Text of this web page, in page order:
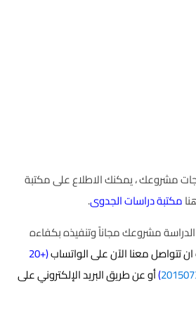
مشروعك ، يمكنك الاطلاع على مكتبة
مكتبة دراسات الجدوى.
الدراسة مشروعك مجاناً وتنفيذه بكفاءه
تتواصل معنا الآن على الواتساب(
+20
)أو عن طريق البريد الإلكتروني على